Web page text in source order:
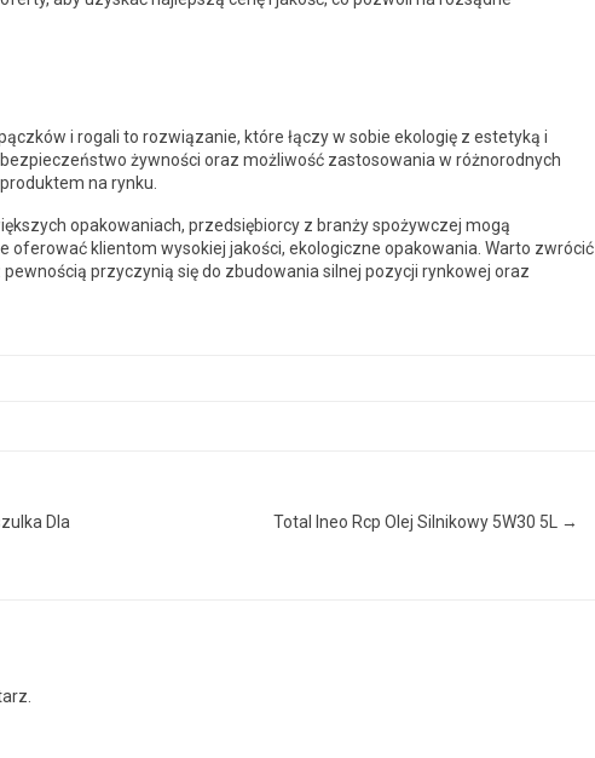
i rogali to rozwiązanie, które łączy w sobie ekologię z estetyką i
żywności oraz możliwość zastosowania w różnorodnych
na rynku.
opakowaniach, przedsiębiorcy z branży spożywczej mogą
klientom wysokiej jakości, ekologiczne opakowania. Warto zwrócić
przyczynią się do zbudowania silnej pozycji rynkowej oraz
Dla
Total Ineo Rcp Olej Silnikowy 5W30 5L →